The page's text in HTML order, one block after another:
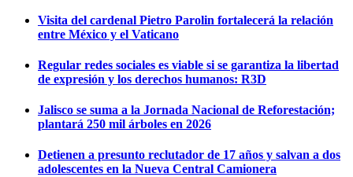
Visita del cardenal Pietro Parolin fortalecerá la relación
entre México y el Vaticano
Regular redes sociales es viable si se garantiza la libertad
de expresión y los derechos humanos: R3D
Jalisco se suma a la Jornada Nacional de Reforestación;
plantará 250 mil árboles en 2026
Detienen a presunto reclutador de 17 años y salvan a dos
adolescentes en la Nueva Central Camionera